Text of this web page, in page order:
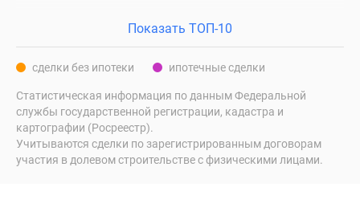
водоема
Коттеджные
поселки
ипотеку
Показать ТОП-10
сделки без ипотеки ипотечные сделки
Статистическая информация по данным Федеральной
службы государственной регистрации, кадастра и
картографии (Росреестр).
Учитываются сделки по зарегистрированным договорам
участия в долевом строительстве с физическими лицами.